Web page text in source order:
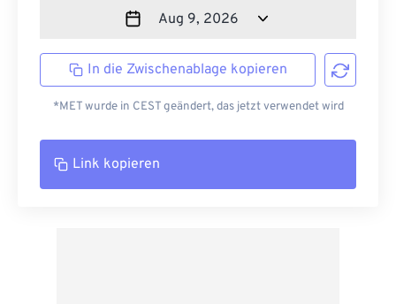
In die Zwischenablage kopieren
*MET wurde in CEST geändert, das jetzt verwendet wird
Link kopieren